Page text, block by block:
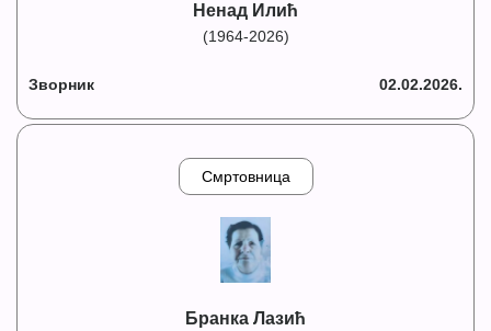
Ненад Илић
(1964-2026)
Зворник 02.02.2026.
Смртовница
Бранка Лазић